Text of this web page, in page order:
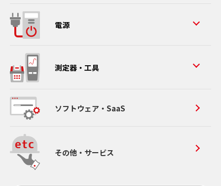
電源
測定器・工具
ソフトウェア・SaaS
その他・サービス